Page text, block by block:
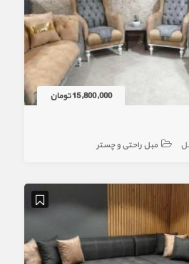
15,800,000 تومان
مبل راحتی و چستر